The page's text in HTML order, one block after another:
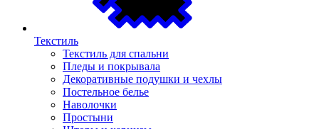
Текстиль
Текстиль для спальни
Пледы и покрывала
Декоративные подушки и чехлы
Постельное белье
Наволочки
Простыни